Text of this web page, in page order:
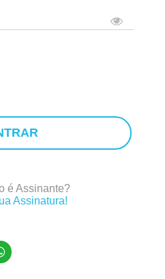
é Assinante?
Assinatura!